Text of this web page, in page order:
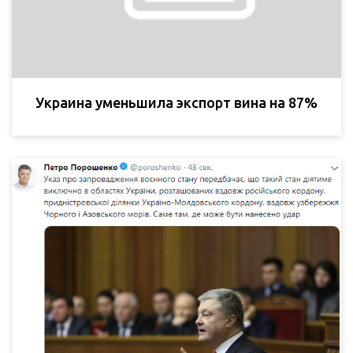
Украина уменьшила экспорт вина на 87%